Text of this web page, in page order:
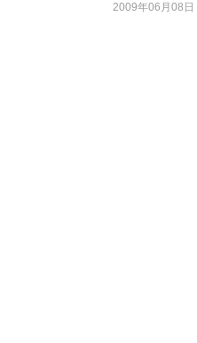
2009年06月08日